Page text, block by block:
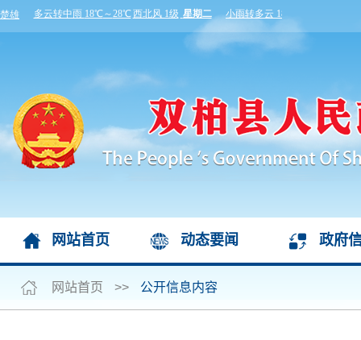
网站首页 动态要闻 政府
网站首页 >> 公开信息内容